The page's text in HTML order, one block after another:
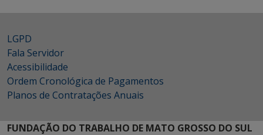
LGPD
Fala Servidor
Acessibilidade
Ordem Cronológica de Pagamentos
Planos de Contratações Anuais
FUNDAÇÃO DO TRABALHO DE MATO GROSSO DO SUL